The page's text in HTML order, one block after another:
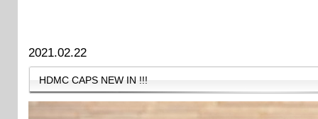
2021.02.22
HDMC CAPS NEW IN !!!